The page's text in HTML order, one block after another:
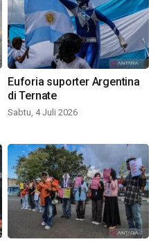
Euforia suporter Argentina
di Ternate
Sabtu, 4 Juli 2026